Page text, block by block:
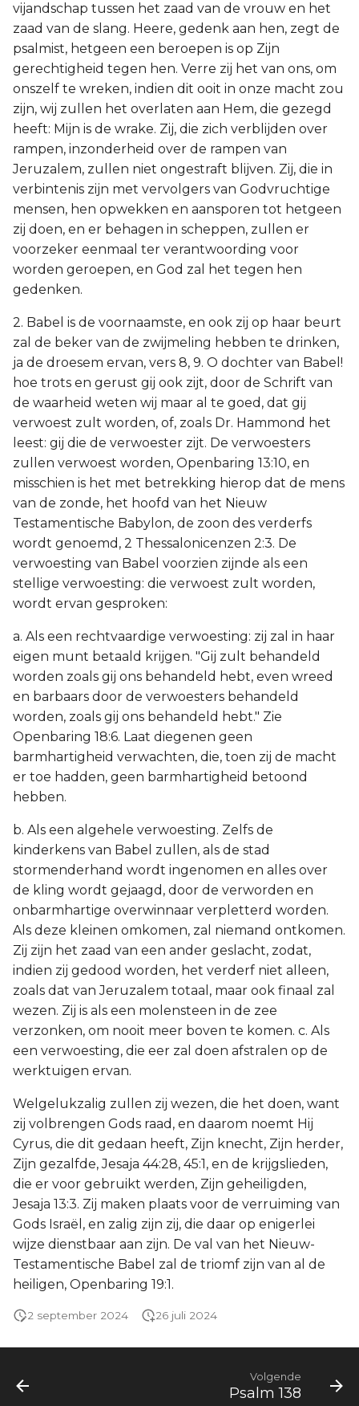
vijandschap tussen het zaad van de vrouw en het
zaad van de slang. Heere, gedenk aan hen, zegt de
psalmist, hetgeen een beroepen is op Zijn
gerechtigheid tegen hen. Verre zij het van ons, om
onszelf te wreken, indien dit ooit in onze macht zou
zijn, wij zullen het overlaten aan Hem, die gezegd
heeft: Mijn is de wrake. Zij, die zich verblijden over
rampen, inzonderheid over de rampen van
Jeruzalem, zullen niet ongestraft blijven. Zij, die in
verbintenis zijn met vervolgers van Godvruchtige
mensen, hen opwekken en aansporen tot hetgeen
zij doen, en er behagen in scheppen, zullen er
voorzeker eenmaal ter verantwoording voor
worden geroepen, en God zal het tegen hen
gedenken.
2. Babel is de voornaamste, en ook zij op haar beurt
zal de beker van de zwijmeling hebben te drinken,
ja de droesem ervan, vers 8, 9. O dochter van Babel!
hoe trots en gerust gij ook zijt, door de Schrift van
de waarheid weten wij maar al te goed, dat gij
verwoest zult worden, of, zoals Dr. Hammond het
leest: gij die de verwoester zijt. De verwoesters
zullen verwoest worden, Openbaring 13:10, en
misschien is het met betrekking hierop dat de mens
van de zonde, het hoofd van het Nieuw
Testamentische Babylon, de zoon des verderfs
wordt genoemd, 2 Thessalonicenzen 2:3. De
verwoesting van Babel voorzien zijnde als een
stellige verwoesting: die verwoest zult worden,
wordt ervan gesproken:
a. Als een rechtvaardige verwoesting: zij zal in haar
eigen munt betaald krijgen. "Gij zult behandeld
worden zoals gij ons behandeld hebt, even wreed
en barbaars door de verwoesters behandeld
worden, zoals gij ons behandeld hebt." Zie
Openbaring 18:6. Laat diegenen geen
barmhartigheid verwachten, die, toen zij de macht
er toe hadden, geen barmhartigheid betoond
hebben.
b. Als een algehele verwoesting. Zelfs de
kinderkens van Babel zullen, als de stad
stormenderhand wordt ingenomen en alles over
de kling wordt gejaagd, door de verworden en
onbarmhartige overwinnaar verpletterd worden.
Als deze kleinen omkomen, zal niemand ontkomen.
Zij zijn het zaad van een ander geslacht, zodat,
indien zij gedood worden, het verderf niet alleen,
zoals dat van Jeruzalem totaal, maar ook finaal zal
wezen. Zij is als een molensteen in de zee
verzonken, om nooit meer boven te komen. c. Als
een verwoesting, die eer zal doen afstralen op de
werktuigen ervan.
Welgelukzalig zullen zij wezen, die het doen, want
zij volbrengen Gods raad, en daarom noemt Hij
Cyrus, die dit gedaan heeft, Zijn knecht, Zijn herder,
Zijn gezalfde, Jesaja 44:28, 45:1, en de krijgslieden,
die er voor gebruikt werden, Zijn geheiligden,
Jesaja 13:3. Zij maken plaats voor de verruiming van
Gods Israël, en zalig zijn zij, die daar op enigerlei
wijze dienstbaar aan zijn. De val van het Nieuw-
Testamentische Babel zal de triomf zijn van al de
heiligen, Openbaring 19:1.
2 september 2024 26 juli 2024
Volgende
Psalm 138